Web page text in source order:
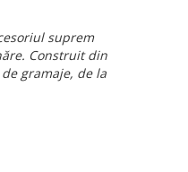
suprem
Construit din
gramaje, de la